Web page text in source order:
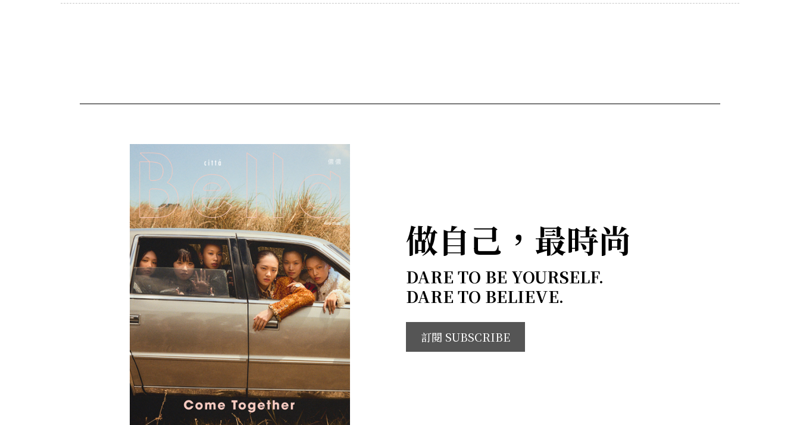
做自己，最時尚
DARE TO BE YOURSELF.
DARE TO BELIEVE.
訂閱 SUBSCRIBE